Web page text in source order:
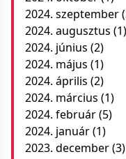
2024. szeptember
2024. augusztus (1)
2024. június (2)
2024. május (1)
2024. április (2)
2024. március (1)
2024. február(5)
2024. január(1)
2023. december(3)